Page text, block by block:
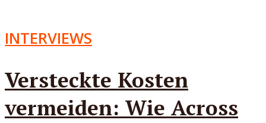
INTERVIEWS
Versteckte Kosten
vermeiden: Wie Across